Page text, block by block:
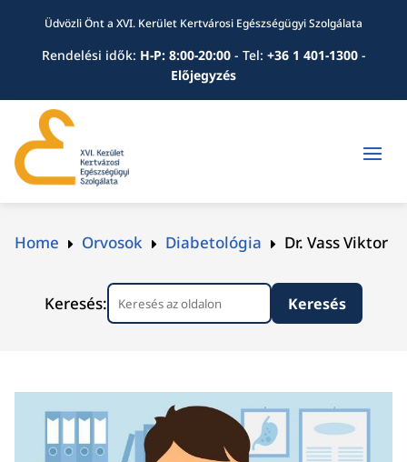
Üdvözli Önt a XVI. Kerület Kertvárosi Egészségügyi Szolgálata
Rendelési idők: H-P: 8:00-20:00 - Tel: +36 1 401-1300-
Előjegyzés
Home E Orvosok E Diabetológia E Dr. Vass Viktor
Keresés: